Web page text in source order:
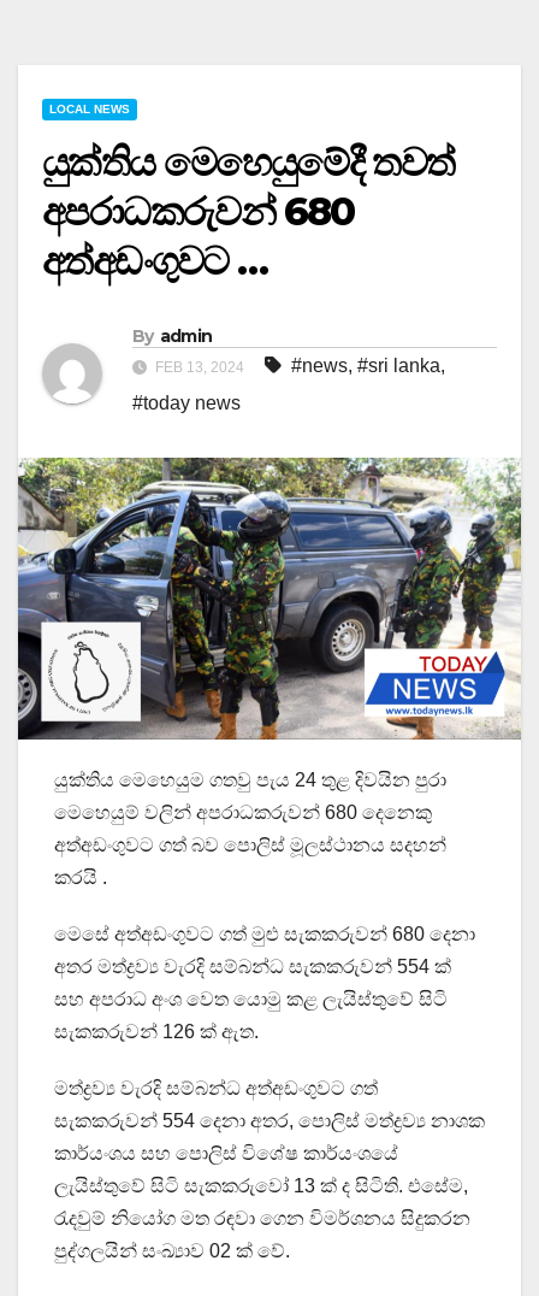
LOCAL NEWS
යුක්තිය මෙහෙයුමේදී තවත්
අපරාධකරුවන් 680
අත්අඩංගුවට …
By admin
FEB 13, 2024 #news, #sri lanka,
#today news
යුක්තිය මෙහෙයුම ගතවු පැය 24 තුළ දිවයින පුරා
මෙහෙයුම් වලින් අපරාධකරුවන් 680 දෙනෙකු
අත්අඩංගුවට ගත් බව පොලිස් මූලස්ථානය සදහන්
කරයි .
මෙසේ අත්අඩංගුවට ගත් මුළු සැකකරුවන් 680 දෙනා
අතර මත්ද්‍රව්‍ය වැරදි සම්බන්ධ සැකකරුවන් 554 ක්
සහ අපරාධ අංශ වෙත යොමු කළ ලැයිස්තුවේ සිටි
සැකකරුවන් 126 ක් ඇත.
මත්ද්‍රව්‍ය වැරදි සම්බන්ධ අත්අඩංගුවට ගත්
සැකකරුවන් 554 දෙනා අතර, පොලිස් මත්ද්‍රව්‍ය නාශක
කාර්යංශය සහ පොලිස් විශේෂ කාර්යංශයේ
ලැයිස්තුවේ සිටි සැකකරුවෝ 13 ක් ද සිටිති. එසේම,
රැදවුම් නියෝග මත රඳවා ගෙන විමර්ශනය සිදුකරන
පුද්ගලයින් සංඛ්‍යාව 02 ක් වේ.